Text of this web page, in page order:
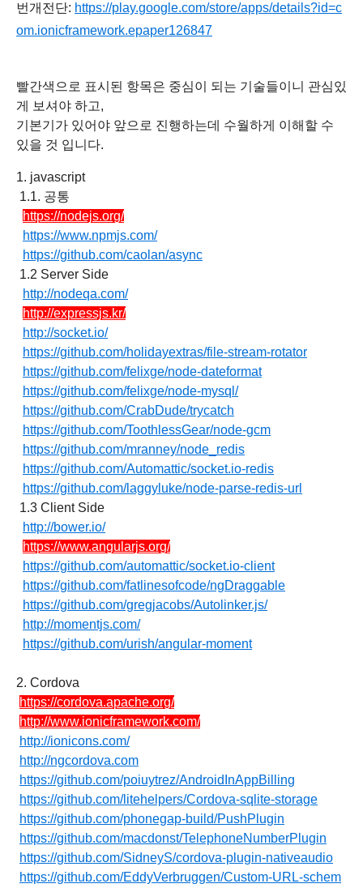
번개전단: https://play.google.com/store/apps/details?id=c
om.ionicframework.epaper126847
빨간색으로 표시된 항목은 중심이 되는 기술들이니 관심있
게 보셔야 하고,
기본기가 있어야 앞으로 진행하는데 수월하게 이해할 수
있을 것 입니다.
1. javascript
1.1. 공통
https://nodejs.org/
https://www.npmjs.com/
https://github.com/caolan/async
1.2 Server Side
http://nodeqa.com/
http://expressjs.kr/
http://socket.io/
https://github.com/holidayextras/file-stream-rotator
https://github.com/felixge/node-dateformat
https://github.com/felixge/node-mysql/
https://github.com/CrabDude/trycatch
https://github.com/ToothlessGear/node-gcm
https://github.com/mranney/node_redis
https://github.com/Automattic/socket.io-redis
https://github.com/laggyluke/node-parse-redis-url
1.3 Client Side
http://bower.io/
https://www.angularjs.org/
https://github.com/automattic/socket.io-client
https://github.com/fatlinesofcode/ngDraggable
https://github.com/gregjacobs/Autolinker.js/
http://momentjs.com/
https://github.com/urish/angular-moment
2. Cordova
https://cordova.apache.org/
http://www.ionicframework.com/
http://ionicons.com/
http://ngcordova.com
https://github.com/poiuytrez/AndroidInAppBilling
https://github.com/litehelpers/Cordova-sqlite-storage
https://github.com/phonegap-build/PushPlugin
https://github.com/macdonst/TelephoneNumberPlugin
https://github.com/SidneyS/cordova-plugin-nativeaudio
https://github.com/EddyVerbruggen/Custom-URL-schem